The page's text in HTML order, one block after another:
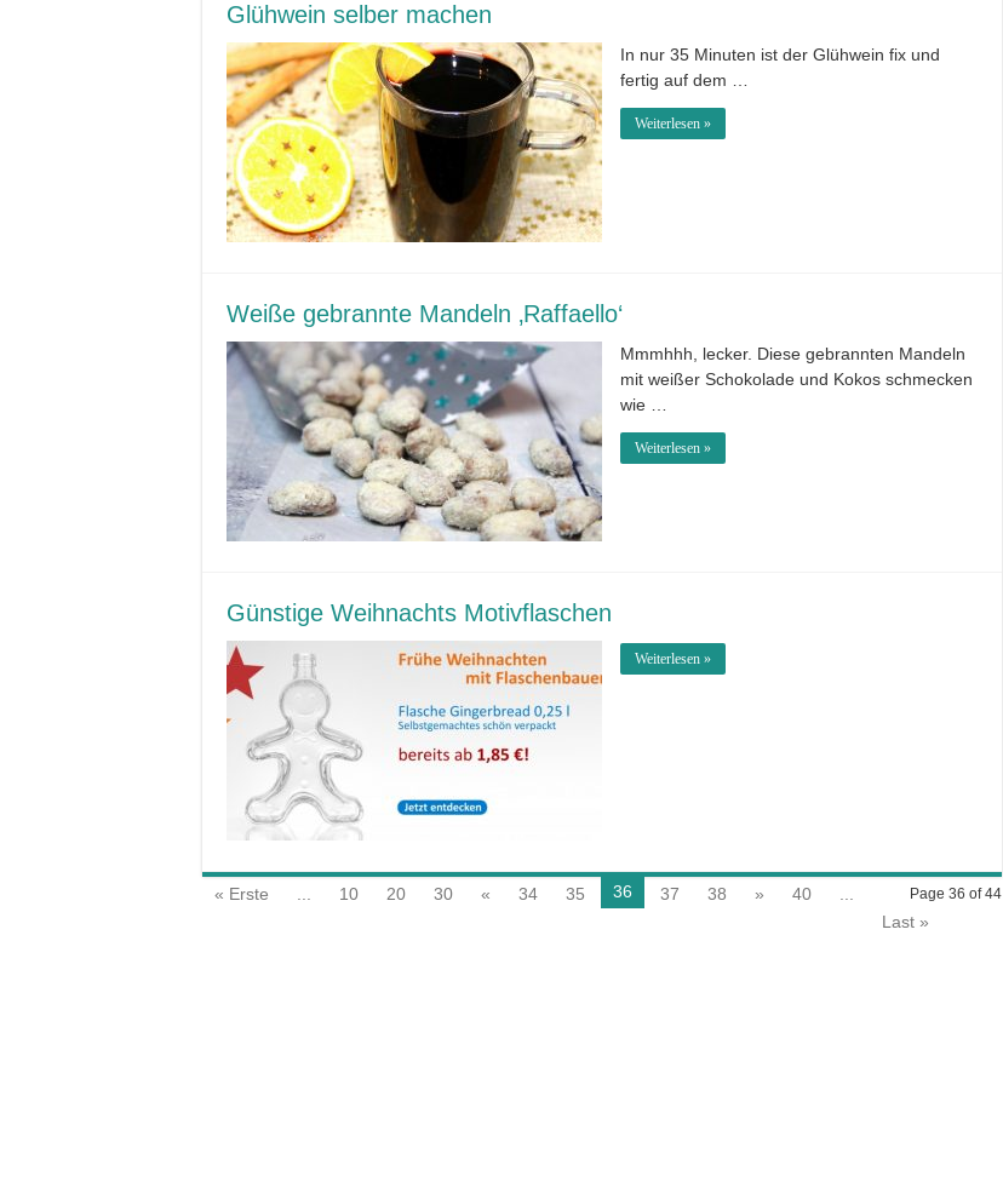
Glühwein selber machen
In nur 35 Minuten ist der Glühwein fix und
fertig auf dem …
Weiterlesen »
Weiße gebrannte Mandeln ‚Raffaello‘
Mmmhhh, lecker. Diese gebrannten Mandeln
mit weißer Schokolade und Kokos schmecken
wie …
Weiterlesen »
Günstige Weihnachts Motivflaschen
Weiterlesen »
Page 36 of 44
« Erste 10 20 30 « 34 35 36 37 38 » 40
Last »